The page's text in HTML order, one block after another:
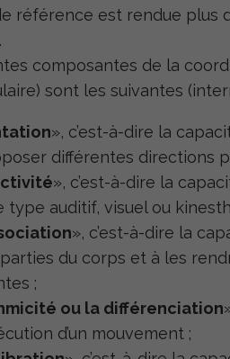
référence est rendue
composantes de la
sont les suivantes
», c’est-à-dire la
différentes directions
», c’est-à-dire la
type auditif, visuel ou
», c’est-à-dire la
du corps et à les
;
ou la différenciation
d’un mouvement ;